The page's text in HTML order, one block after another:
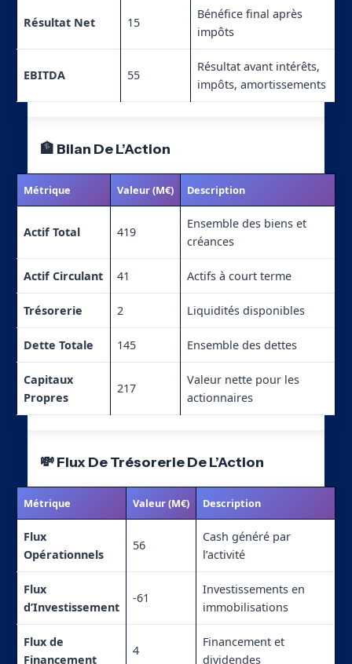
Résultat Net 15
Bénéfice final après
impôts
EBITDA 55
Résultat avant intérêts,
impôts, amortissements
🏦 Bilan De L’Action
Métrique Valeur (M€) Description
Actif Total 419
Ensemble des biens et
créances
Actif Circulant 41 Actifs à court terme
Trésorerie 2 Liquidités disponibles
Dette Totale 145 Ensemble des dettes
Capitaux
Propres
217
Valeur nette pour les
actionnaires
💸 Flux De Trésorerie De L’Action
Métrique Valeur (M€) Description
Flux
Opérationnels
56
Cash généré par
l’activité
Flux
d’Investissement
-61
Investissements en
immobilisations
Flux de
Financement
4
Financement et
dividendes